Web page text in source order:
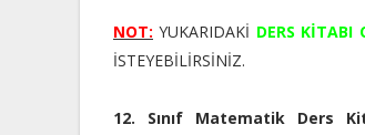
NOT: YUKARIDAKİ DERS KİTABI
İSTEYEBİLİRSİNİZ.
12. Sınıf Matematik Ders